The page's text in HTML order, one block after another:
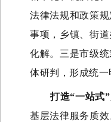
法律法规和政策
事项， 乡镇、街道
化解。 三是市级统
体研判，形成统
打造“一站式
基层法律服务质效